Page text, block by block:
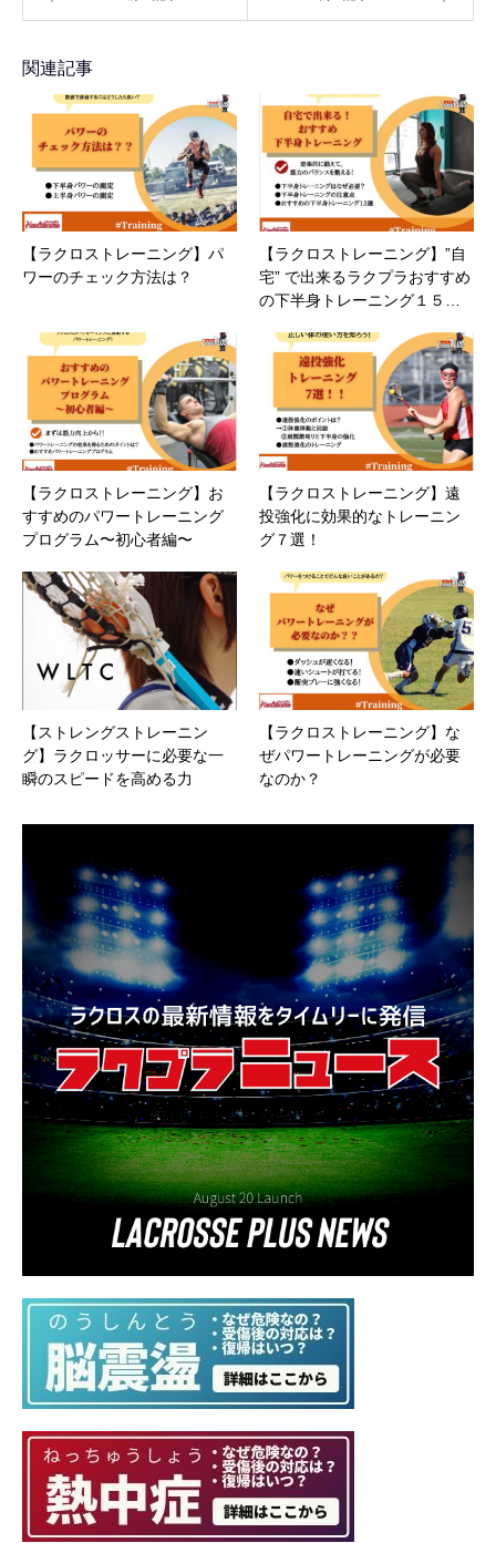
関連記事
【ラクロストレーニング】パ
ワーのチェック方法は？
【ラクロストレーニング】”自
宅” で出来るラクプラおすすめ
の下半身トレーニング１５…
【ラクロストレーニング】お
すすめのパワートレーニング
プログラム〜初心者編〜
【ラクロストレーニング】遠
投強化に効果的なトレーニン
グ７選！
【ストレングストレーニン
グ】ラクロッサーに必要な一
瞬のスピードを高める力
【ラクロストレーニング】な
ぜパワートレーニングが必要
なのか？